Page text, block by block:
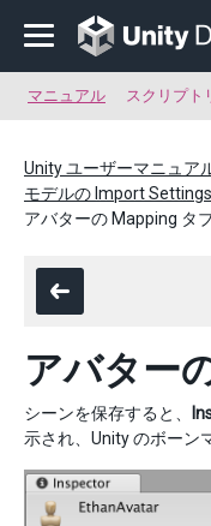
マニュアル スクリプト
Unity ユーザーマニュア
モデルの Import
アバターの Mapping タ
アバター
シーンを保存すると、
示され、Unity のボーン